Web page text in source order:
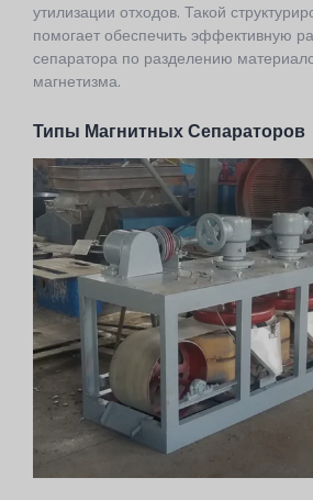
утилизации отходов. Такой
помогает обеспечить эффективную
сепаратора по разделению
магнетизма.
Типы Магнитных Сепараторов